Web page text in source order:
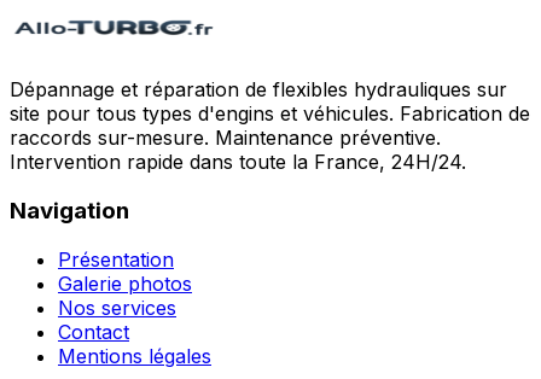
Dépannage et réparation de flexibles hydrauliques sur
site pour tous types d'engins et véhicules. Fabrication de
raccords sur-mesure. Maintenance préventive.
Intervention rapide dans toute la France, 24H/24.
Navigation
Présentation
Galerie photos
Nos services
Contact
Mentions légales